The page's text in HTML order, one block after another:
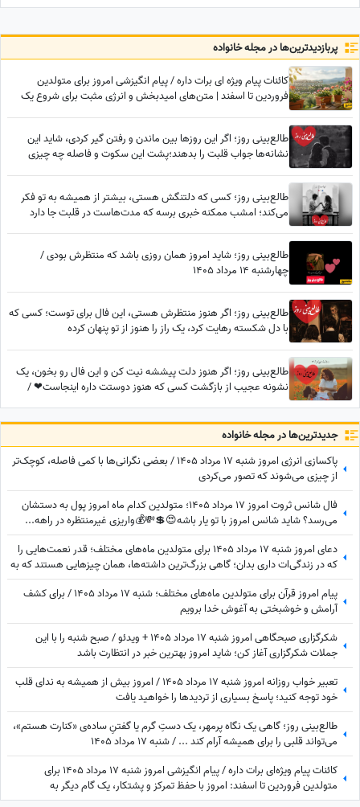
پربازدید‌ترین‌ها در مجله خانواده
کائنات پیام ویژه ای برات داره / پیام انگیزشی امروز برای متولدین
فروردین تا اسفند | متن‌های امیدبخش و انرژی مثبت برای شروع یک
طالع‌بینی روز؛ اگر این روزها بین ماندن و رفتن گیر کردی، شاید این
نشانه‌ها جواب قلبت را بدهند؛پشت این سکوت و فاصله چه چیزی
طالع‌بینی روز؛ کسی که دلتنگش هستی، بیشتر از همیشه به تو فکر
می‌کند؛ امشب ممکنه خبری برسه که مدت‌هاست در قلبت جا دارد
طالع‌بینی روز؛ شاید امروز همان روزی باشد که منتظرش بودی /
چهارشنبه 14 مرداد 1405
طالع‌بینی روز؛ اگر هنوز منتظرش هستی، این فال برای توست؛ کسی که
با دل شکسته رهایت کرد، یک راز را هنوز از تو پنهان کرده
طالع‌بینی روز؛ اگر هنوز دلت پیششه نیت کن و این فال رو بخون، یک
نشونه عجیب از بازگشت کسی که هنوز دوستت داره اینجاست❤ /
جدید‌ترین‌ها در مجله خانواده
پاکسازی انرژی امروز شنبه 17 مرداد 1405 / بعضی نگرانی‌ها با کمی فاصله، کوچک‌تر
از چیزی می‌شوند که تصور می‌کردی
فال شانس ثروت امروز 17 مرداد 1405؛ متولدین کدام ماه امروز پول به دستشان
می‌رسد؟ شاید شانس امروز با تو یار باشه😍💲💸💰واریزی غیرمنتظره در راهه...
دعای امروز شنبه 17 مرداد 1405 برای متولدین ماه‌های مختلف؛ قدر نعمت‌هایی را
که در زندگی‌ات داری بدان؛ گاهی بزرگ‌ترین داشته‌ها، همان چیزهایی هستند که به
آن‌ها عادت کرده‌ایم.
پیام امروز قرآن برای متولدین ماه‌های مختلف؛ شنبه 17 مرداد 1405 / برای کشف
آرامش و خوشبختی به آغوش خدا برویم
شکرگزاری صبحگاهی امروز شنبه 17 مرداد 1405 + ویدئو / صبح شنبه را با این
جملات شکرگزاری آغاز کن؛ شاید امروز بهترین خبر در انتظارت باشد
تعبیر خواب روزانه امروز شنبه 17 مرداد 1405 / امروز بیش از همیشه به ندای قلب
خود توجه کنید؛ پاسخ بسیاری از تردیدها را خواهید یافت
طالع‌بینی روز؛ گاهی یک نگاه پرمهر، یک دستِ گرم یا گفتنِ ساده‌ی «کنارت هستم»،
می‌تواند قلبی را برای همیشه آرام کند ... / شنبه 17 مرداد 1405
کائنات پیام ویژه‌ای برات داره / پیام انگیزشی امروز شنبه 17 مرداد 1405 برای
متولدین فروردین تا اسفند: امروز با حفظ تمرکز و پشتکار، یک گام دیگر به
خواسته‌هایتان نزدیک می‌شوید + ویدئو